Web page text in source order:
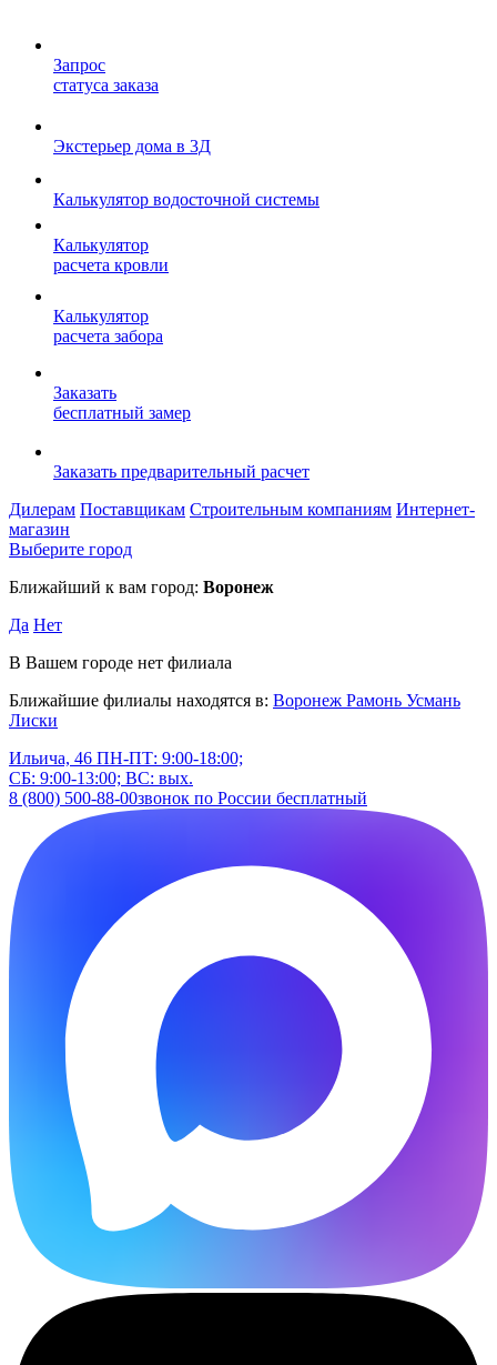
Запрос
статуса заказа
Экстерьер дома в 3Д
Калькулятор водосточной системы
Калькулятор
расчета кровли
Калькулятор
расчета забора
Заказать
бесплатный замер
Заказать предварительный расчет
Дилерам Поставщикам Строительным компаниям Интернет-
магазин
Выберите город
Ближайший к вам город: Воронеж
Да Нет
В Вашем городе нет филиала
Ближайшие филиалы находятся в: Воронеж Рамонь Усмань
Лиски
Ильича, 46 ПН-ПТ: 9:00-18:00;
СБ: 9:00-13:00; ВС: вых.
8 (800) 500-88-00звонок по России бесплатный